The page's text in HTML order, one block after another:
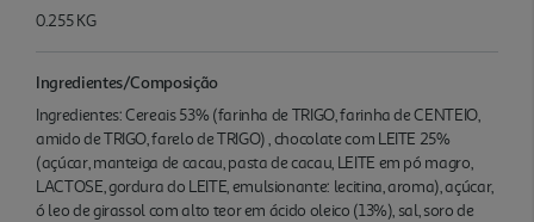
0.255 KG
Ingredientes/Composição
Ingredientes: Cereais 53% (farinha de TRIGO, farinha de CENTEIO,
amido de TRIGO, farelo de TRIGO) , chocolate com LEITE 25%
(açúcar, manteiga de cacau, pasta de cacau, LEITE em pó magro,
LACTOSE, gordura do LEITE, emulsionante: lecitina, aroma), açúcar,
ó leo de girassol com alto teor em ácido oleico (13%), sal, soro de